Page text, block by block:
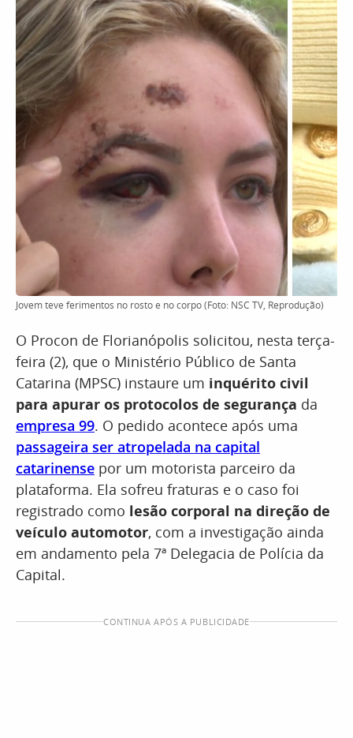
Jovem teve ferimentos no rosto e no corpo (Foto: NSC TV, Reprodução)
O Procon de Florianópolis solicitou, nesta terça-
feira (2), que o Ministério Público de Santa
Catarina (MPSC) instaure um inquérito civil
para apurar os protocolos de segurança da
empresa 99. O pedido acontece após uma
passageira ser atropelada na capital
catarinense por um motorista parceiro da
plataforma. Ela sofreu fraturas e o caso foi
registrado como lesão corporal na direção de
veículo automotor, com a investigação ainda
em andamento pela 7ª Delegacia de Polícia da
Capital.
CONTINUA APÓS A PUBLICIDADE